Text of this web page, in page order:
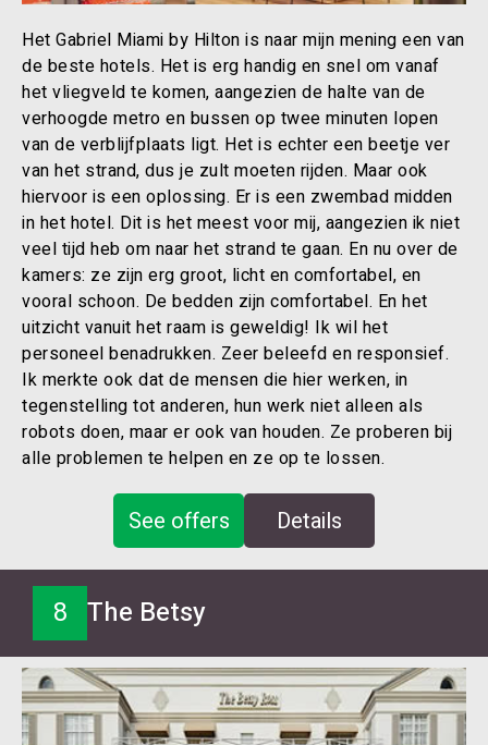
Het Gabriel Miami by Hilton is naar mijn mening een van
de beste hotels. Het is erg handig en snel om vanaf
het vliegveld te komen, aangezien de halte van de
verhoogde metro en bussen op twee minuten lopen
van de verblijfplaats ligt. Het is echter een beetje ver
van het strand, dus je zult moeten rijden. Maar ook
hiervoor is een oplossing. Er is een zwembad midden
in het hotel. Dit is het meest voor mij, aangezien ik niet
veel tijd heb om naar het strand te gaan. En nu over de
kamers: ze zijn erg groot, licht en comfortabel, en
vooral schoon. De bedden zijn comfortabel. En het
uitzicht vanuit het raam is geweldig! Ik wil het
personeel benadrukken. Zeer beleefd en responsief.
Ik merkte ook dat de mensen die hier werken, in
tegenstelling tot anderen, hun werk niet alleen als
robots doen, maar er ook van houden. Ze proberen bij
alle problemen te helpen en ze op te lossen.
See offers Details
8 The Betsy